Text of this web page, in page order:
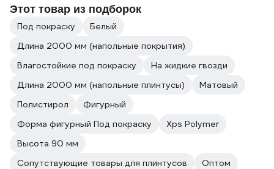
Этот товар из подборок
Под покраску
Белый
Длина 2000 мм (напольные покрытия)
Влагостойкие под покраску
На жидкие гвозди
Длина 2000 мм (напольные плинтусы)
Матовый
Полистирол
Фигурный
Форма фигурный Под покраску
Xps Polymer
Высота 90 мм
Сопутствующие товары для плинтусов
Оптом